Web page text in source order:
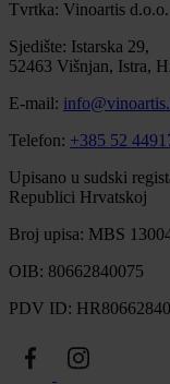
Tvrtka: Vinoartis d.o.o.
Sjedište: Istarska 29,
52463 Višnjan, Istra,
E-mail:
Telefon: +385 52
Upisano u sudski
Republici Hrvatskoj
Broj upisa: MBS
OIB: 80662840075
PDV ID: